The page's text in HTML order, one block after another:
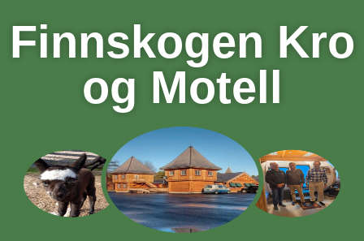
Finnskogen Kro
og Motell